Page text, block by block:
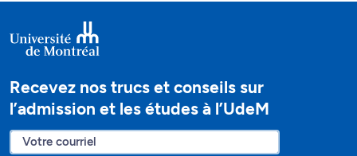
Recevez nos trucs et conseils sur
l’admission et les études à l’UdeM